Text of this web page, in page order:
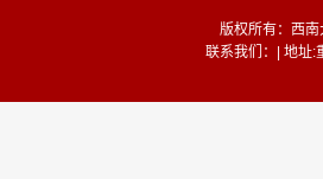
版权所有：西
联系我们：| 地址: